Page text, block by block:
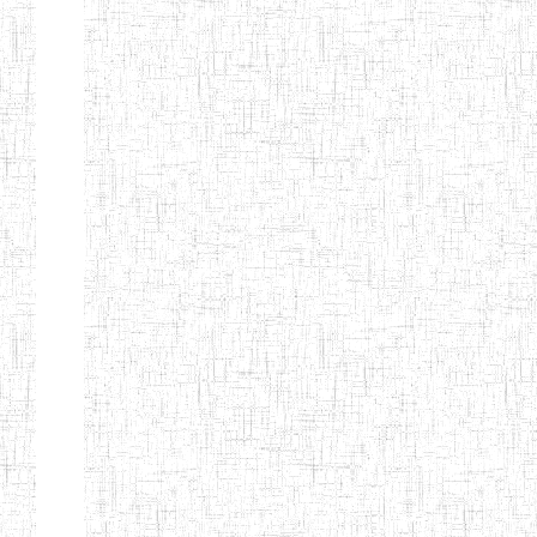
Etablissements
d'enseignement
secondaire
technique
et
professionnel
ESTP
Etablissements